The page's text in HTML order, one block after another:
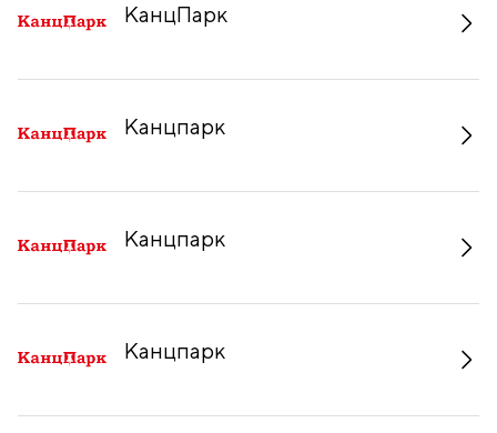
КанцПарк
Канцпарк
Канцпарк
Канцпарк